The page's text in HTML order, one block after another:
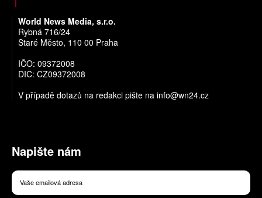
World News Media, s.r.o.
Rybná 716/24
Staré Město, 110 00 Praha
IČO: 09372008
DIČ: CZ09372008
V případě dotazů na redakci pište na info@wn24.cz
Napište nám